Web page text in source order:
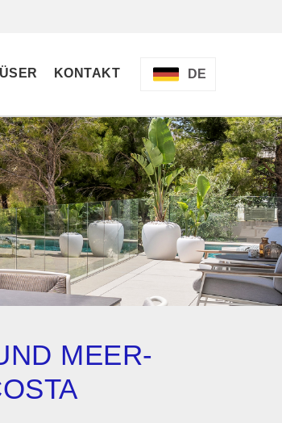
DE
KONTAKT
MEER- U